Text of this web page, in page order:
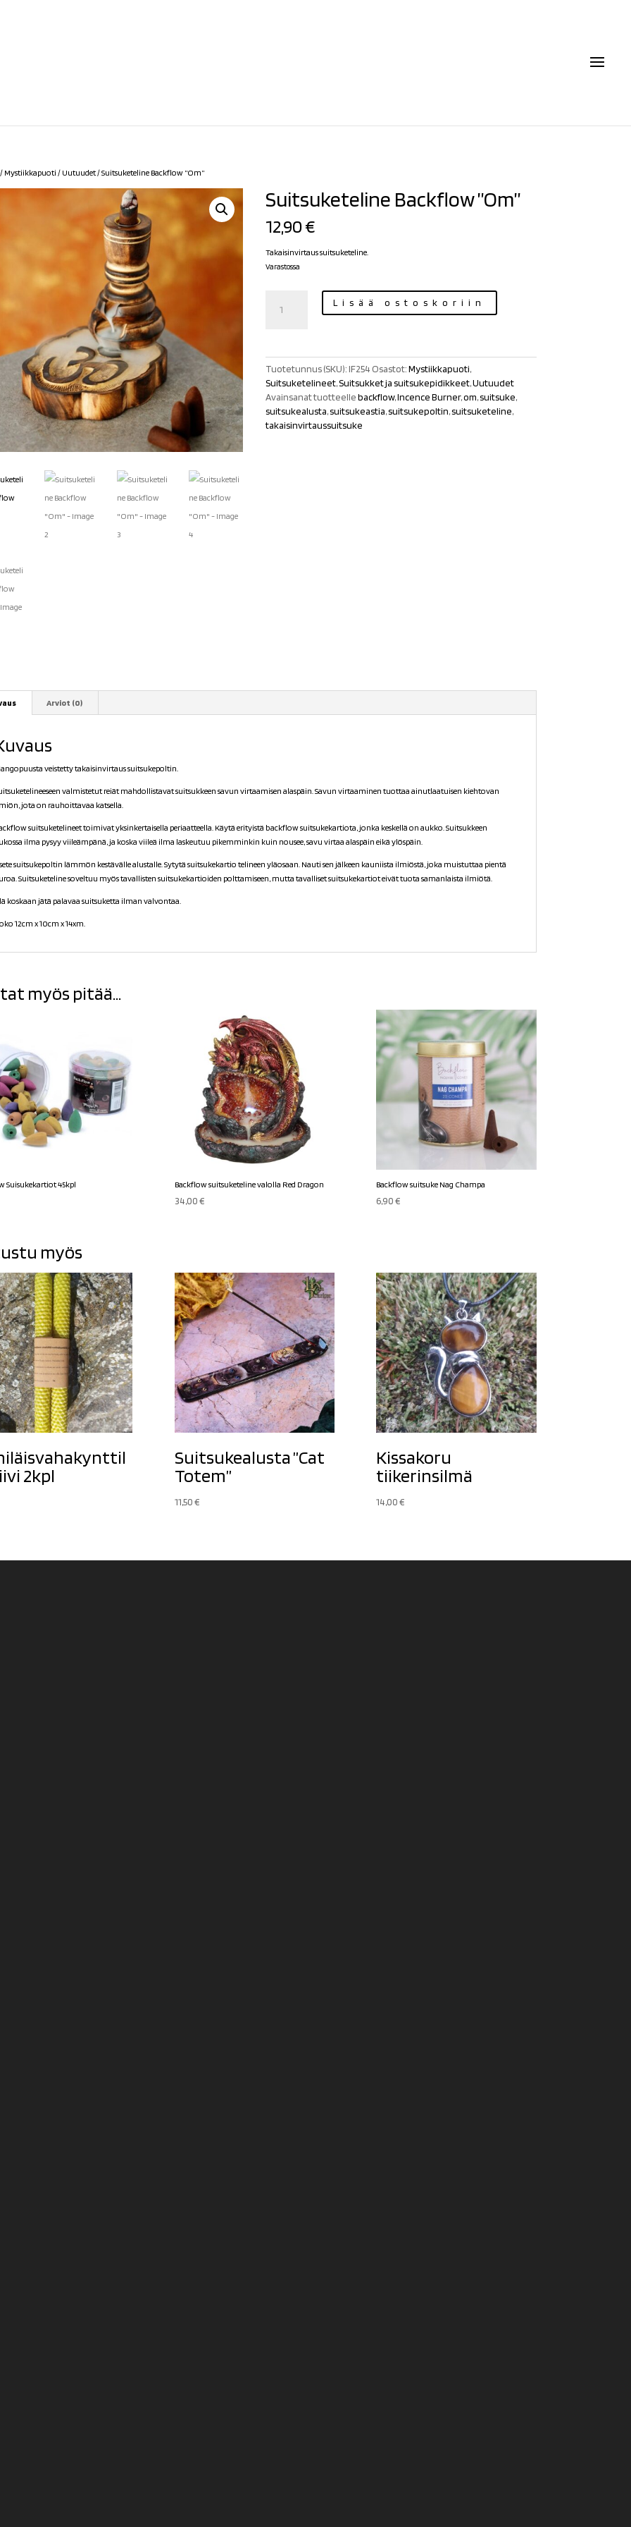
/ Mystiikkapuoti / Uutuudet/ Suitsuketeline Backflow ”Om”
Suitsuketeline Backflow ”Om”
12,90€
Takaisinvirtaus suitsuketeline.
Varastossa
Backflow
Lisää ostoskoriin
Tuotetunnus (SKU):IF254 Osastot:Mystiikkapuoti,
Suitsuketelineet,Suitsukket ja suitsukepidikkeet,Uutuudet
Avainsanat tuotteellebackflow,Incence Burner,om,suitsuke,
suitsukealusta,suitsukeastia,suitsukepoltin,suitsuketeline,
takaisinvirtaussuitsuke
Arviot (0)
angopuusta veistetty takaisinvirtaus suitsukepoltin.
valmistetut reiät mahdollistavat suitsukkeen savun virtaamisen alaspäin. Savun virtaaminen tuottaa ainutlaatuisen kiehtovan
jota on rauhoittavaa katsella.
suitsuketelineet toimivat yksinkertaisella periaatteella. Käytä erityistä backflow suitsukekartiota, jonka keskellä on aukko. Suitsukkeen
ilma pysyy viileämpänä, ja koska viileä ilma laskeutuu pikemminkin kuin nousee, savu virtaa alaspäin eikä ylöspäin.
suitsukepoltin lämmön kestävälle alustalle. Sytytä suitsukekartio telineen yläosaan. Nauti sen jälkeen kauniista ilmiöstä, joka muistuttaa pientä
Suitsuketeline soveltuu myös tavallisten suitsukekartioiden polttamiseen, mutta tavalliset suitsukekartiot eivät tuota samanlaista ilmiötä.
koskaan jätä palavaa suitsuketta ilman valvontaa.
12cm x 10cm x 14xm.
myös pitää...
Suisukekartiot 45kpl Backflow suitsuketeline valolla Red Dragon
34,00€
Backflow suitsuke Nag Champa
6,90€
myös
2kpl
Suitsukealusta ”Cat
Totem”
11,50€
Kissakoru
tiikerinsilmä
14,00€